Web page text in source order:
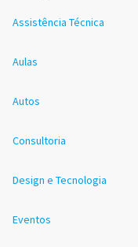
Assistência Técnica
Aulas
Autos
Consultoria
Design e Tecnologia
Eventos